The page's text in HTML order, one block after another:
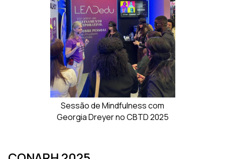
Sessão de Mindfulness com
Georgia Dreyer no CBTD 2025